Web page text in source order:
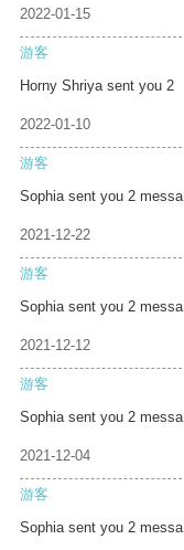
2022-01-15
游客
Horny Shriya sent you 2
2022-01-10
游客
Sophia sent you 2 messa
2021-12-22
游客
Sophia sent you 2 messa
2021-12-12
游客
Sophia sent you 2 messa
2021-12-04
游客
Sophia sent you 2 messa